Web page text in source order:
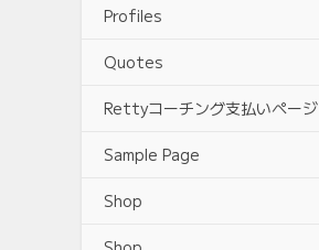
Profiles
Quotes
Rettyコーチング支払いページ
Sample Page
Shop